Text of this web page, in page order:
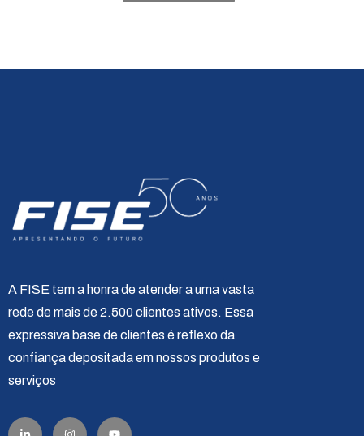
A FISE tem a honra de atender a uma vasta
rede de mais de 2.500 clientes ativos. Essa
expressiva base de clientes é reflexo da
confiança depositada em nossos produtos e
serviços